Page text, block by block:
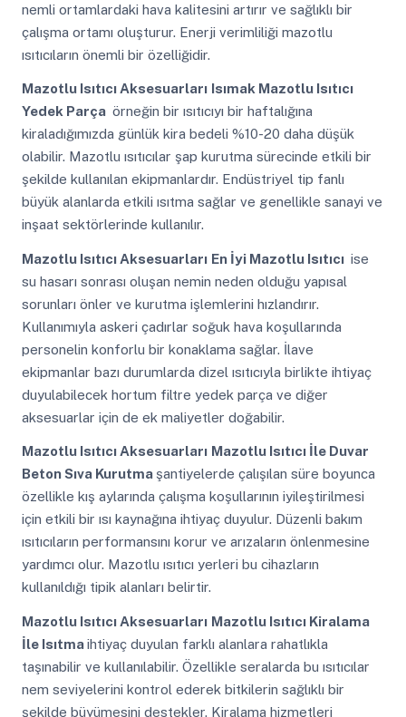
nemli ortamlardaki hava kalitesini artırır ve sağlıklı bir
çalışma ortamı oluşturur. Enerji verimliliği mazotlu
ısıtıcıların önemli bir özelliğidir.
Mazotlu Isıtıcı Aksesuarları Isımak Mazotlu Isıtıcı
Yedek Parça örneğin bir ısıtıcıyı bir haftalığına
kiraladığımızda günlük kira bedeli %10-20 daha düşük
olabilir. Mazotlu ısıtıcılar şap kurutma sürecinde etkili bir
şekilde kullanılan ekipmanlardır. Endüstriyel tip fanlı
büyük alanlarda etkili ısıtma sağlar ve genellikle sanayi ve
inşaat sektörlerinde kullanılır.
Mazotlu Isıtıcı Aksesuarları En İyi Mazotlu Isıtıcı ise
su hasarı sonrası oluşan nemin neden olduğu yapısal
sorunları önler ve kurutma işlemlerini hızlandırır.
Kullanımıyla askeri çadırlar soğuk hava koşullarında
personelin konforlu bir konaklama sağlar. İlave
ekipmanlar bazı durumlarda dizel ısıtıcıyla birlikte ihtiyaç
duyulabilecek hortum filtre yedek parça ve diğer
aksesuarlar için de ek maliyetler doğabilir.
Mazotlu Isıtıcı Aksesuarları Mazotlu Isıtıcı İle Duvar
Beton Sıva Kurutma şantiyelerde çalışılan süre boyunca
özellikle kış aylarında çalışma koşullarının iyileştirilmesi
için etkili bir ısı kaynağına ihtiyaç duyulur. Düzenli bakım
ısıtıcıların performansını korur ve arızaların önlenmesine
yardımcı olur. Mazotlu ısıtıcı yerleri bu cihazların
kullanıldığı tipik alanları belirtir.
Mazotlu Isıtıcı Aksesuarları Mazotlu Isıtıcı Kiralama
İle Isıtmaihtiyaç duyulan farklı alanlara rahatlıkla
taşınabilir ve kullanılabilir. Özellikle seralarda bu ısıtıcılar
nem seviyelerini kontrol ederek bitkilerin sağlıklı bir
şekilde büyümesini destekler. Kiralama hizmetleri